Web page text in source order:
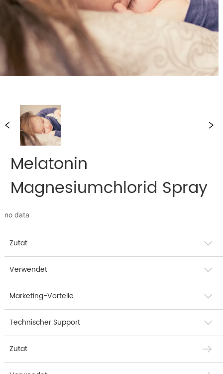
Melatonin
Magnesiumchlorid Spray
no data
Zutat
Verwendet
Marketing-Vorteile
Technischer Support
Zutat